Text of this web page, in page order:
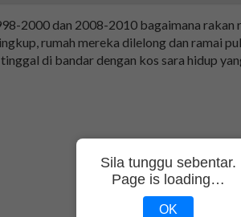
2000 dan 2008-2010 bagaimana rakan
rumah mereka dilelong dan ramai
di bandar dengan kos sara hidup
Sila tunggu sebentar.
Page is loading…
OK